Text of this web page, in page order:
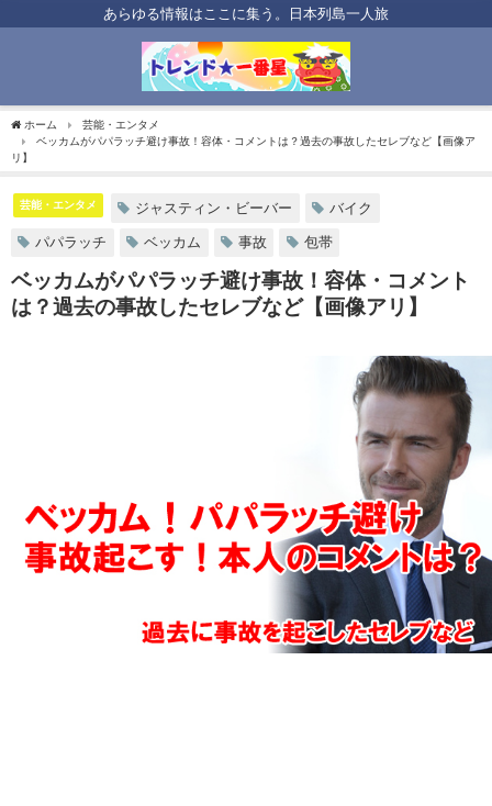
あらゆる情報はここに集う。日本列島一人旅
ホーム
芸能・エンタメ
ベッカムがパパラッチ避け事故！容体・コメントは？過去の事故したセレブなど【画像ア
リ】
芸能・エンタメ ジャスティン・ビーバー バイク
パパラッチ ベッカム 事故 包帯
ベッカムがパパラッチ避け事故！容体・コメント
は？過去の事故したセレブなど【画像アリ】